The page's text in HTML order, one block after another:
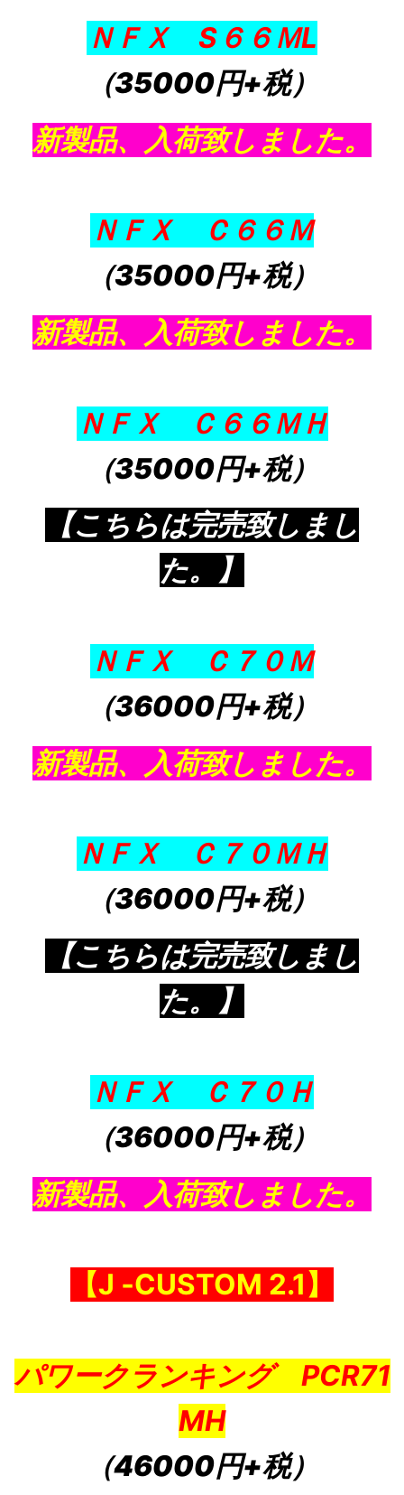
ＮＦＸ S６６ＭL
（35000円+税）
新製品、入荷致しました。
ＮＦＸ Ｃ６６Ｍ
（35000円+税）
新製品、入荷致しました。
ＮＦＸ Ｃ６６ＭＨ
（35000円+税）
【こちらは完売致しまし
た。】
ＮＦＸ Ｃ７０Ｍ
（36000円+税）
新製品、入荷致しました。
ＮＦＸ Ｃ７０ＭＨ
（36000円+税）
【こちらは完売致しまし
た。】
ＮＦＸ Ｃ７０Ｈ
（36000円+税）
新製品、入荷致しました。
【J ‐CUSTOM 2.1】
パワークランキング PCR71
MH
（46000円+税）